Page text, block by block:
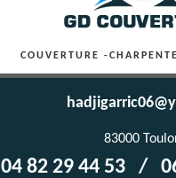
COUVERTURE -
83000
04 82 29 44 53 /